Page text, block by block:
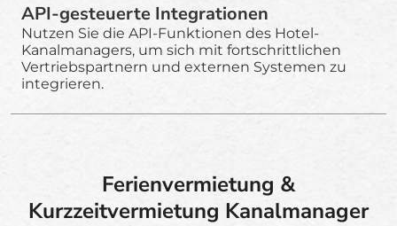
API-gesteuerte Integrationen
Nutzen Sie die API-Funktionen des Hotel-
Kanalmanagers, um sich mit fortschrittlichen
Vertriebspartnern und externen Systemen zu
integrieren.
Ferienvermietung &
Kurzzeitvermietung Kanalmanager